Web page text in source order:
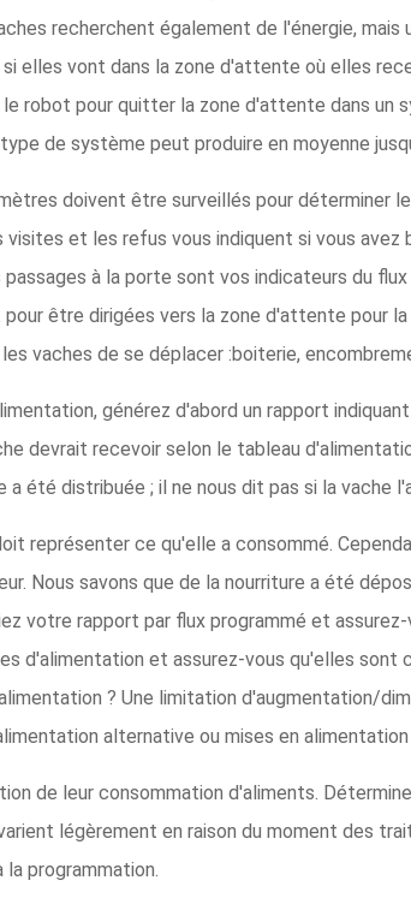
recherchent également de l'énergie,
si elles vont dans la zone d'attente où elles
robot pour quitter la zone d'attente dans un
de système peut produire en moyenne
doivent être surveillés pour déterminer
et les refus vous indiquent si vous avez
à la porte sont vos indicateurs du
être dirigées vers la zone d'attente pour
vaches de se déplacer :boiterie,
générez d'abord un rapport
devrait recevoir selon le tableau
été distribuée ; il ne nous dit pas si la vache
représenter ce qu'elle a consommé.
Nous savons que de la nourriture a été
votre rapport par flux programmé et
d'alimentation et assurez-vous qu'elles
? Une limitation d'augmentation/
alternative ou mises en
de leur consommation d'aliments.
légèrement en raison du moment des
programmation.